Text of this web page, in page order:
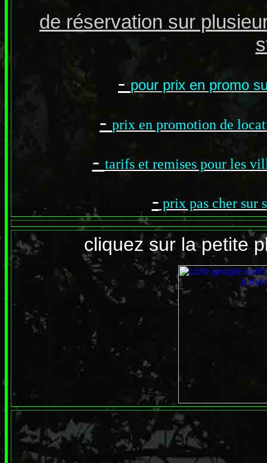
de réservation sur
-pour prix en promo
- prix en promotion de
- tarifs et remises pour les
- prix pas cher sur
cliquez sur la petite